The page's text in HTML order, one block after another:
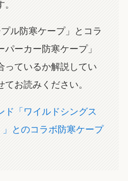
ル防寒ケープ」とコラ
ーカー防寒ケープ」
っているか解説してい
お読みください。
ド「ワイルドシングス
」とのコラボ防寒ケープ